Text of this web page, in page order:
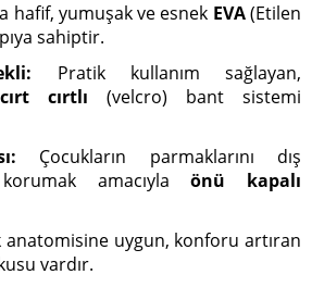
hafif, yumuşak ve esnek EVA(Etilen
sahiptir.
Pratik kullanım sağlayan,
cırt cırtlı (velcro) bant sistemi
Çocukların parmaklarını dış
amacıylaönü kapalı
anatomisine uygun, konforu artıran
vardır.